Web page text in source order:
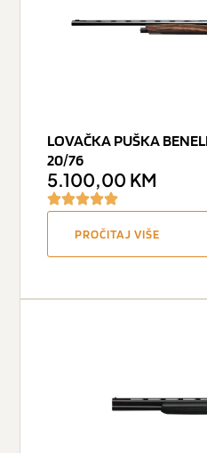
LOVAČKA PUŠKA
20/76
5.100,00 KM
PROČITAJ VIŠE